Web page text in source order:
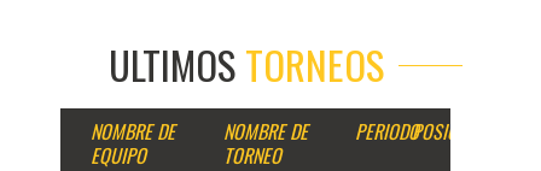
ULTIMOSTORNEOS
NOMBRE DE
EQUIPO
NOMBRE DE
TORNEO
PERIODOPOSICION